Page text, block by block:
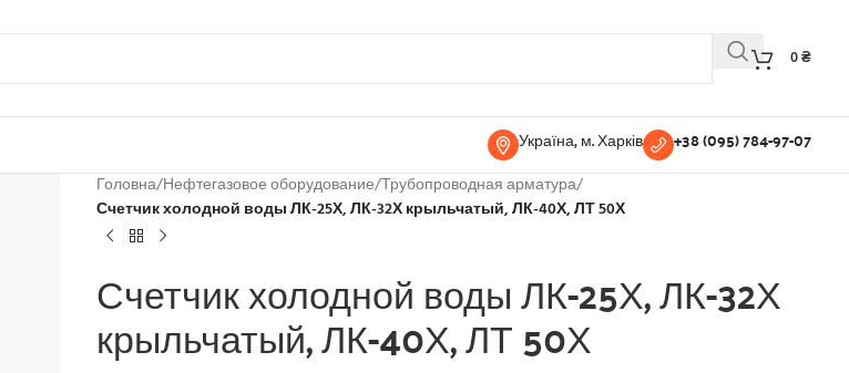
0₴
Україна, м. Харків +38 (095) 784-97-07
Головна/Нефтегазовое оборудование/Трубопроводная арматура/
Счетчик холодной воды ЛК-25Х, ЛК-32Х крыльчатый, ЛК-40Х, ЛТ 50Х
Счетчик холодной воды ЛК-25Х, ЛК-32Х
крыльчатый, ЛК-40Х, ЛТ 50Х